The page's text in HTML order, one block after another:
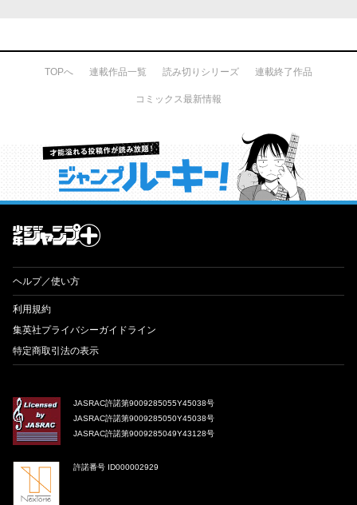
TOPへ 連載作品一覧 読み切りシリーズ 連載終了作品
コミックス最新情報
才能溢れる投稿作が読み放題！ ジャンプルーキー！
ヘルプ／使い方
利用規約
集英社プライバシーガイドライン
特定商取引法の表示
JASRAC許諾第9009285055Y45038号
JASRAC許諾第9009285050Y45038号
JASRAC許諾第9009285049Y43128号
許諾番号 ID000002929